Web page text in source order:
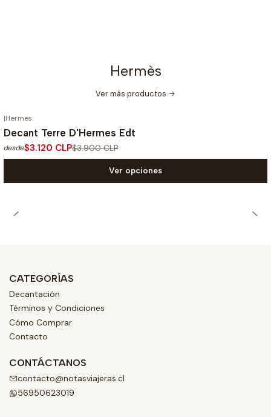
Hermès
Ver más productos
|Hermes
Decant Terre D'Hermes Edt
desde$3.120 CLP$3.900 CLP
Ver opciones
CATEGORÍAS
Decantación
Términos y Condiciones
Cómo Comprar
Contacto
CONTÁCTANOS
contacto@notasviajeras.cl
56950623019